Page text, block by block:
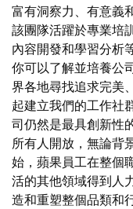
富有洞察力、有意義
該團隊活躍於專業培
內容開發和學習分析
你可以了解並培養公
界各地尋找追求完美
起建立我們的工作社
司仍然是最具創新性
所有人開放，無論背
始，蘋果員工在整個
活的其他領域得到人
造和重塑整個品類和